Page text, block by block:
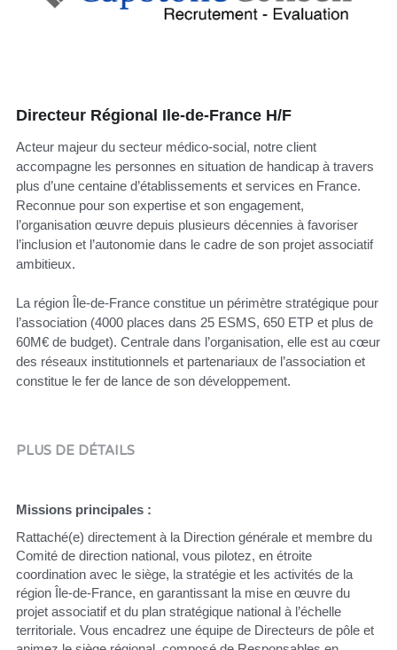
Directeur Régional Ile-de-France H/F
Acteur majeur du secteur médico-social, notre client
accompagne les personnes en situation de handicap à travers
plus d’une centaine d’établissements et services en France.
Reconnue pour son expertise et son engagement,
l’organisation œuvre depuis plusieurs décennies à favoriser
l’inclusion et l’autonomie dans le cadre de son projet associatif
ambitieux.
La région Île-de-France constitue un périmètre stratégique pour
l’association (4000 places dans 25 ESMS, 650 ETP et plus de
60M€ de budget). Centrale dans l’organisation, elle est au cœur
des réseaux institutionnels et partenariaux de l’association et
constitue le fer de lance de son développement.
PLUS DE DÉTAILS
Missions principales :
Rattaché(e) directement à la Direction générale et membre du
Comité de direction national, vous pilotez, en étroite
coordination avec le siège, la stratégie et les activités de la
région Île-de-France, en garantissant la mise en œuvre du
projet associatif et du plan stratégique national à l’échelle
territoriale. Vous encadrez une équipe de Directeurs de pôle et